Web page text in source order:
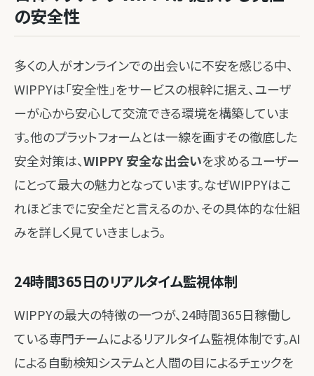
の安全性
多くの人がオンラインでの出会いに不安を感じる中、
WIPPYは「安全性」をサービスの根幹に据え、ユーザ
ーが心から安心して交流できる環境を構築していま
す。他のプラットフォームとは一線を画すその徹底した
安全対策は、WIPPY 安全な出会いを求めるユーザー
にとって最大の魅力となっています。なぜWIPPYはこ
れほどまでに安全だと言えるのか、その具体的な仕組
みを詳しく見ていきましょう。
24時間365日のリアルタイム監視体制
WIPPYの最大の特徴の一つが、24時間365日稼働し
ている専門チームによるリアルタイム監視体制です。AI
による自動検知システムと人間の目によるチェックを